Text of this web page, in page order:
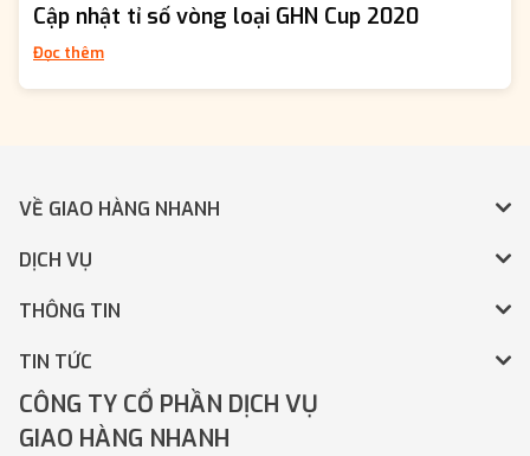
Cập nhật tỉ số vòng loại GHN Cup 2020
Đọc thêm
VỀ GIAO HÀNG NHANH
DỊCH VỤ
THÔNG TIN
TIN TỨC
CÔNG TY CỔ PHẦN DỊCH VỤ
GIAO HÀNG NHANH